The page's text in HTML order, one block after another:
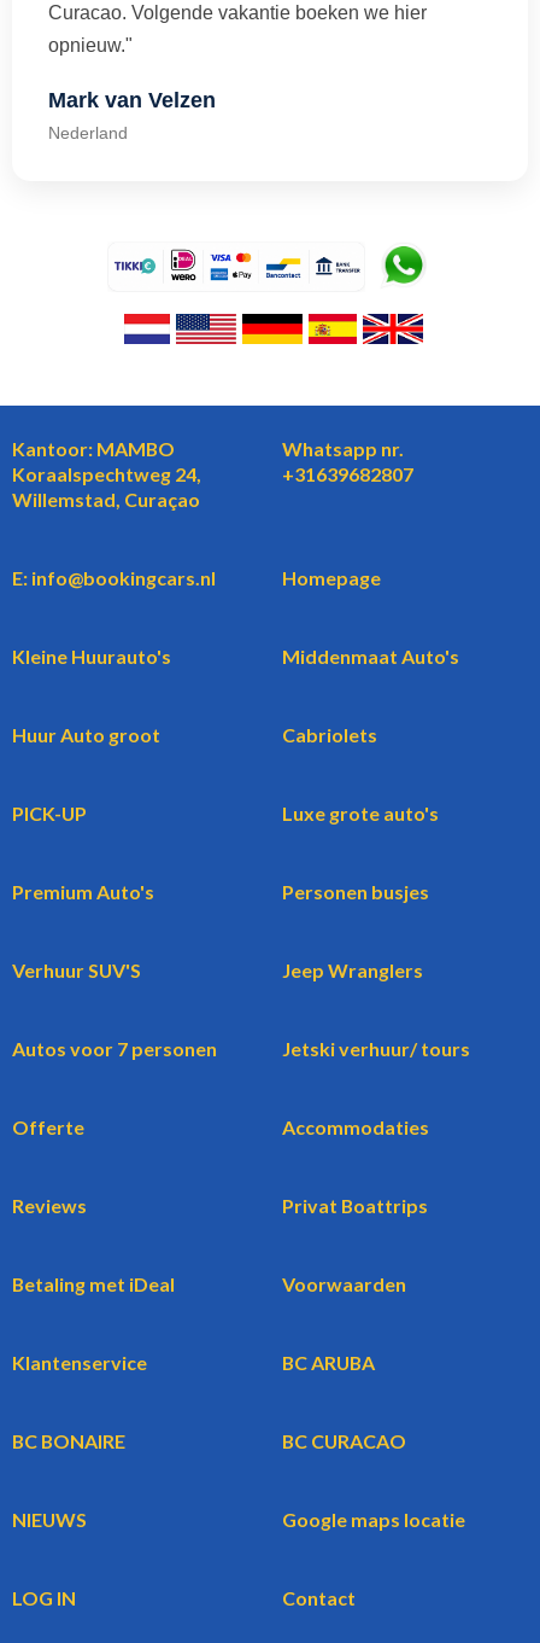
Curacao. Volgende vakantie boeken we hier
opnieuw."
Mark van Velzen
Nederland
Kantoor: MAMBO
Koraalspechtweg 24,
Willemstad, Curaçao
Whatsapp nr.
+31639682807
E: info@bookingcars.nl Homepage
Kleine Huurauto's Middenmaat Auto's
Huur Auto groot Cabriolets
PICK-UP Luxe grote auto's
Premium Auto's Personen busjes
Verhuur SUV'S Jeep Wranglers
Autos voor 7 personen Jetski verhuur/ tours
Offerte Accommodaties
Reviews Privat Boattrips
Betaling met iDeal Voorwaarden
Klantenservice BC ARUBA
BC BONAIRE BC CURACAO
NIEUWS Google maps locatie
LOG IN Contact